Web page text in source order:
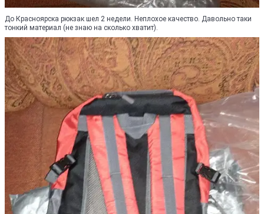
До Красноярска рюкзак шел 2 недели. Неплохое качество. Давольно таки
тонкий материал (не знаю на сколько хватит).